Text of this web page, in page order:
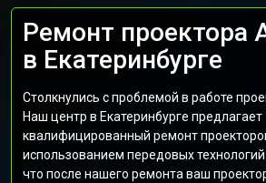
Ремонт проектора
в Екатеринбурге
Столкнулись с проблемой в работе
Наш центр в Екатеринбурге предлагает
квалифицированный ремонт
использованием передовых
что после нашего ремонта ваш